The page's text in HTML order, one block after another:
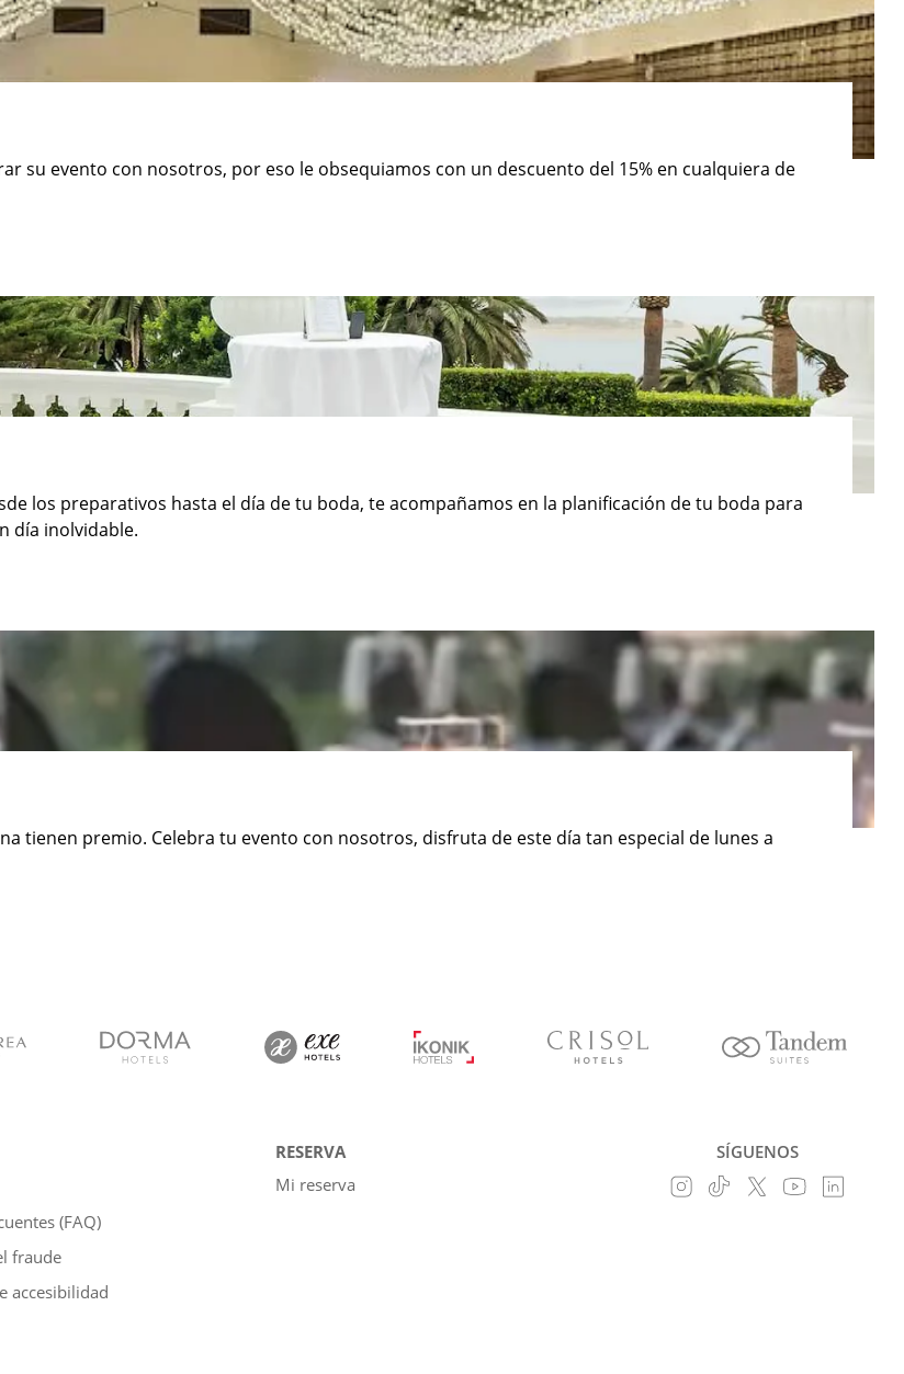
su evento con nosotros, por eso le obsequiamos con un descuento del 15% en cualquiera de
los preparativos hasta el día de tu boda, te acompañamos en la planificación de tu boda para
día inolvidable.
tienen premio. Celebra tu evento con nosotros, disfruta de este día tan especial de lunes a
(FAQ)
fraude
accesibilidad
RESERVA
Mi reserva
SÍGUENOS